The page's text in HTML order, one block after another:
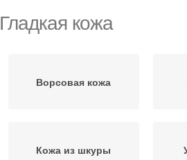
Гладкая кожа
Ворсовая кожа
Кожа из шкуры